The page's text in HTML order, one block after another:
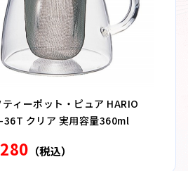
ティーポット・ピュア HARIO
36T クリア 実用容量360ml
（税込）